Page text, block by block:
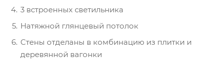
3 встроенных светильника
Натяжной глянцевый потолок
Стены отделаны в комбинацию из плитки и
деревянной вагонки